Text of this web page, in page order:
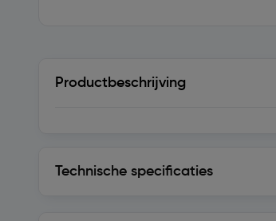
Productbeschrijving
Technische specificaties